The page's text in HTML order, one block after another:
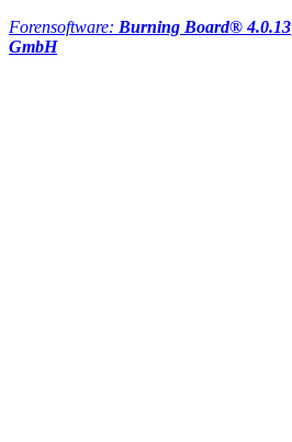
Forensoftware: Burning Board® 4.0.13
GmbH